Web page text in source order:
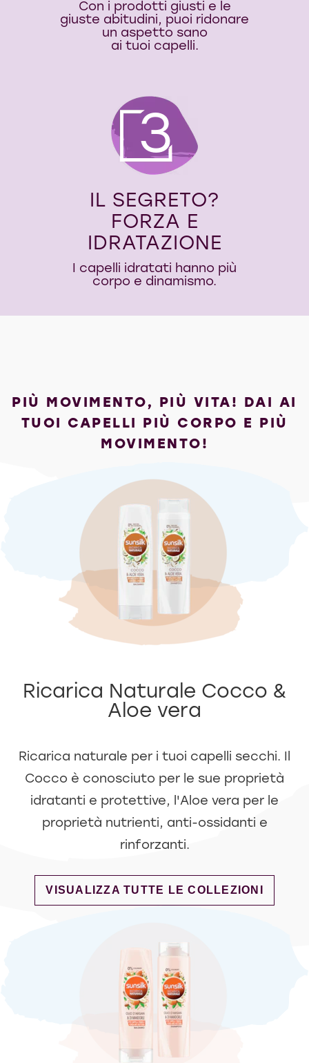
Con i prodotti giusti e le
giuste abitudini, puoi ridonare
un aspetto sano
ai tuoi capelli.
IL SEGRETO?
FORZA E
IDRATAZIONE
3
I capelli idratati hanno più
corpo e dinamismo.
PIÙ MOVIMENTO, PIÙ VITA! DAI AI
TUOI CAPELLI PIÙ CORPO E PIÙ
MOVIMENTO!
Ricarica Naturale Cocco &
Aloe vera
Ricarica naturale per i tuoi capelli secchi. Il
Cocco è conosciuto per le sue proprietà
idratanti e protettive, l'Aloe vera per le
proprietà nutrienti, anti-ossidanti e
rinforzanti.
DISCOVER MORE ABOUT RICARICA
VISUALIZZA TUTTE LE COLLEZIONI